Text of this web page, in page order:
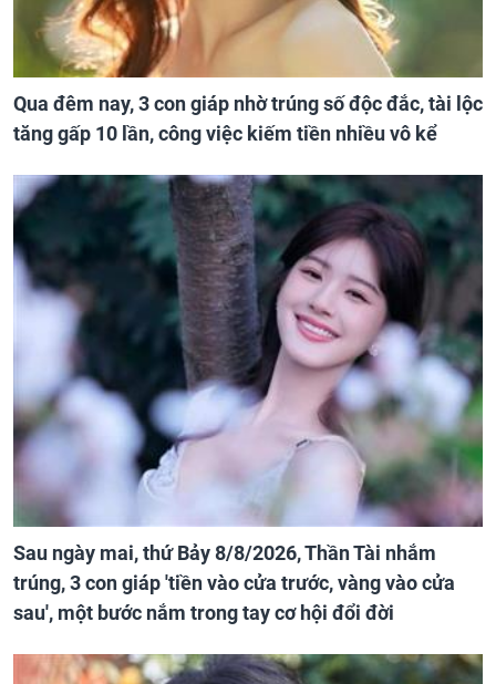
Qua đêm nay, 3 con giáp nhờ trúng số độc đắc, tài lộc
tăng gấp 10 lần, công việc kiếm tiền nhiều vô kể
Sau ngày mai, thứ Bảy 8/8/2026, Thần Tài nhắm
trúng, 3 con giáp 'tiền vào cửa trước, vàng vào cửa
sau', một bước nắm trong tay cơ hội đổi đời